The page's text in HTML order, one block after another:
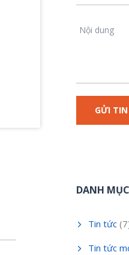
DANH MỤC
Tin tức
Tin tức